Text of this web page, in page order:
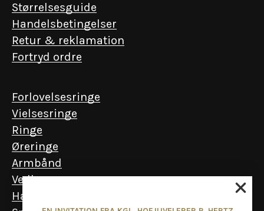
Størrelsesguide
Handelsbetingelser
Retur & reklamation
Fortryd ordre
Forlovelsesringe
Vielsesringe
Ringe
Øreringe
Armbånd
Vedhæng
Halskæder